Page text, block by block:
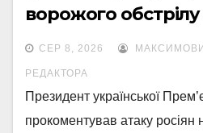
ворожого
404
СЕР 8, 2026
РЕДАКТОРА
Президент української
прокоментував атаку росіян